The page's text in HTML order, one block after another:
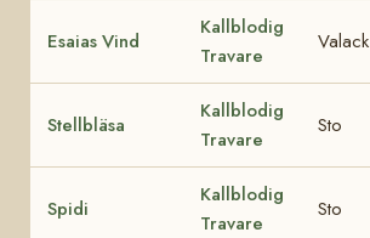
Esaias Vind
Kallblodig
Travare
Valack
Stellbläsa
Kallblodig
Travare
Sto
Spidi
Kallblodig
Travare
Sto